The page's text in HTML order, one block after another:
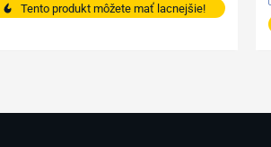
Tento produkt môžete mať lacnejšie!